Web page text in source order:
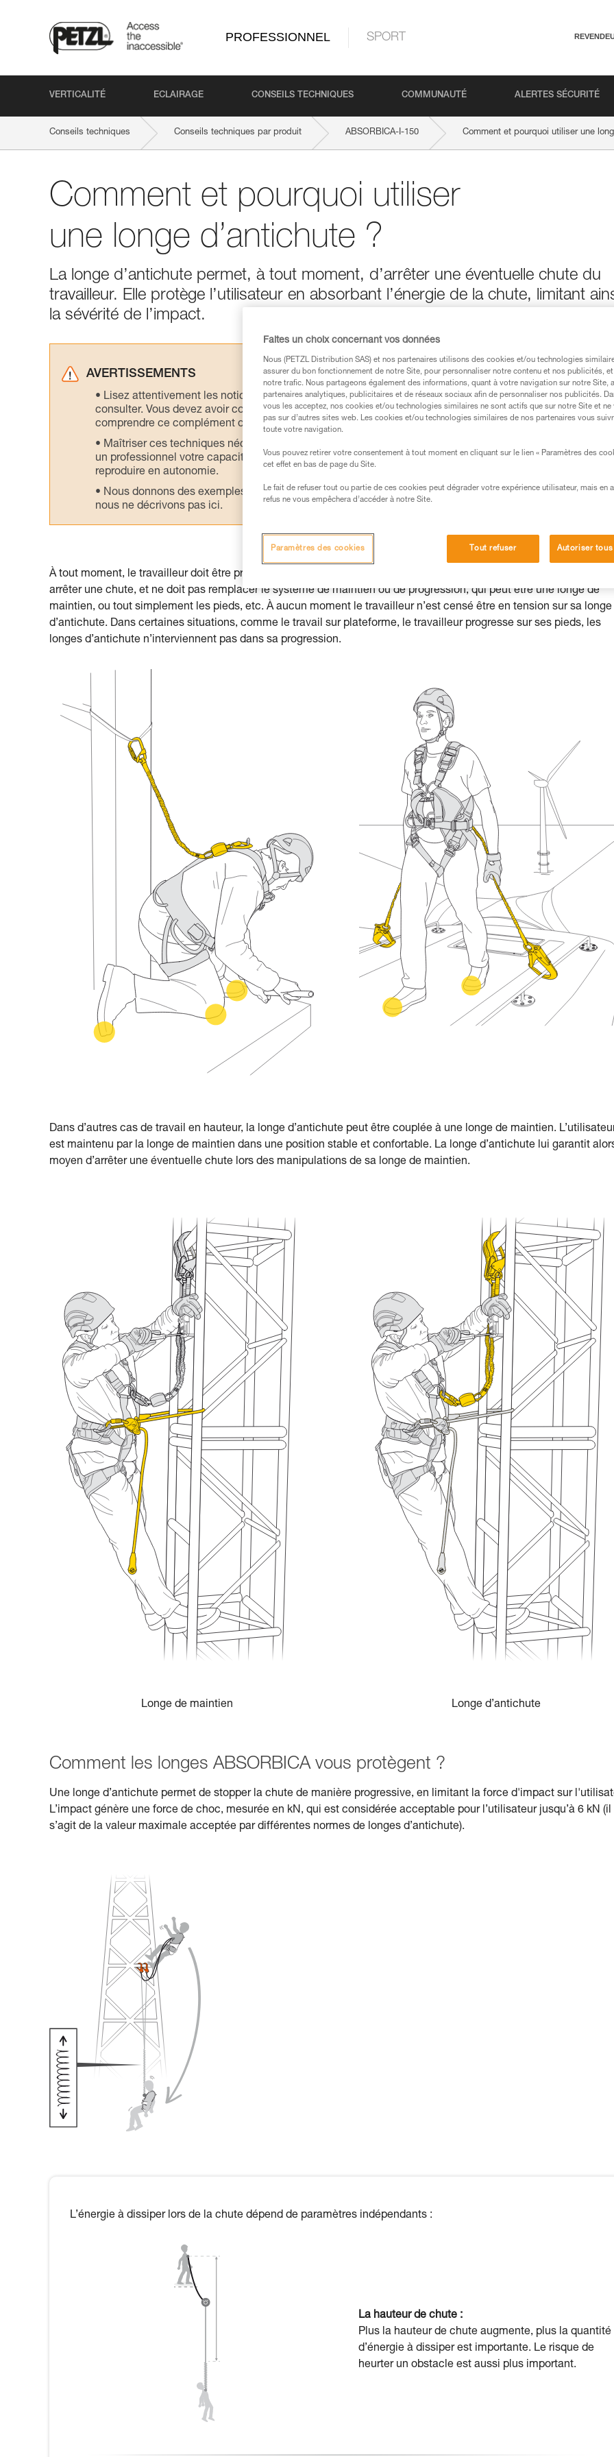
PROFESSIONNEL SPORT
VERTICALITÉ ECLAIRAGE CONSEILS TECHNIQUES COMMUNAUTÉ ALERTES SÉCURITÉ
Conseils techniques Conseils techniques par produit ABSORBICA-I-150 Comment et pourquoi utiliser une
Comment et pourquoi utiliser
une longe d’antichute ?
La longe d’antichute permet, à tout moment, d’arrêter une éventuelle chute du
travailleur. Elle protège l’utilisateur en absorbant l’énergie de la chute, limitant
la sévérité de l’impact.
AVERTISSEMENTS
Lisez attentivement les notices techniques des produits utilisés dans ce conseil avant de le
consulter. Vous devez avoir compris les informations de la notice technique pour pouvoir
comprendre ce complément d’informations.
Maîtriser ces techniques nécessite une formation et un entraînement spécifique. Validez avec
un professionnel votre capacité à refaire la manipulation, seul, en toute sécurité, avant de la
reproduire en autonomie.
Nous donnons des exemples de techniques liées à votre activité. Il peut en exister d’autres que
nous ne décrivons pas ici.
À tout moment, le travailleur doit être protégé d’une chute de hauteur. La longe d’antichute est là exclusivement
arrêter une chute, et ne doit pas remplacer le système de maintien ou de progression, qui peut être une longe de
maintien, ou tout simplement les pieds, etc. À aucun moment le travailleur n’est censé être en tension sur sa longe
d’antichute. Dans certaines situations, comme le travail sur plateforme, le travailleur progresse sur ses pieds, les
longes d’antichute n’interviennent pas dans sa progression.
Dans d’autres cas de travail en hauteur, la longe d’antichute peut être couplée à une longe de maintien.
est maintenu par la longe de maintien dans une position stable et confortable. La longe d’antichute lui garantit
moyen d’arrêter une éventuelle chute lors des manipulations de sa longe de maintien.
Longe de maintien Longe d’antichute
Comment les longes ABSORBICA vous protègent ?
Une longe d’antichute permet de stopper la chute de manière progressive, en limitant la force d'impact sur
L’impact génère une force de choc, mesurée en kN, qui est considérée acceptable pour l’utilisateur jusqu’à 6 kN (il
s’agit de la valeur maximale acceptée par différentes normes de longes d’antichute).
L’énergie à dissiper lors de la chute dépend de paramètres indépendants :
La hauteur de chute :
Plus la hauteur de chute augmente, plus la quantité
d’énergie à dissiper est importante. Le risque de
heurter un obstacle est aussi plus important.
Faites un choix concernant vos données
Nous (PETZL Distribution SAS) et nos partenaires utilisons des cookies et/ou technologies
assurer du bon fonctionnement de notre Site, pour personnaliser notre contenu et nos publicités,
notre trafic. Nous partageons également des informations, quant à votre navigation sur notre Site,
partenaires analytiques, publicitaires et de réseaux sociaux afin de personnaliser nos publicités.
vous les acceptez, nos cookies et/ou technologies similaires ne sont actifs que sur notre Site et ne
pas sur d’autres sites web. Les cookies et/ou technologies similaires de nos partenaires vous
toute votre navigation.
Vous pouvez retirer votre consentement à tout moment en cliquant sur le lien « Paramètres des
cet effet en bas de page du Site.
Le fait de refuser tout ou partie de ces cookies peut dégrader votre expérience utilisateur, mais en
refus ne vous empêchera d’accéder à notre Site.
Tout refuser Autoriser
Paramètres des cookies